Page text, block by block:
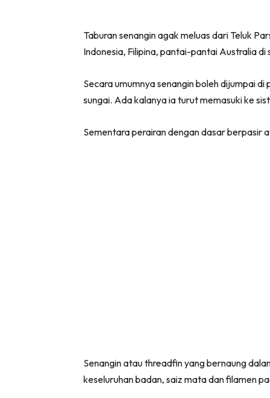
Taburan senangin agak meluas dari Teluk
Indonesia, Filipina, pantai-pantai Australia
Secara umumnya senangin boleh dijumpai
sungai. Ada kalanya ia turut memasuki ke
Sementara perairan dengan dasar berpasir
Senangin atau threadfin yang bernaung
keseluruhan badan, saiz mata dan filamen